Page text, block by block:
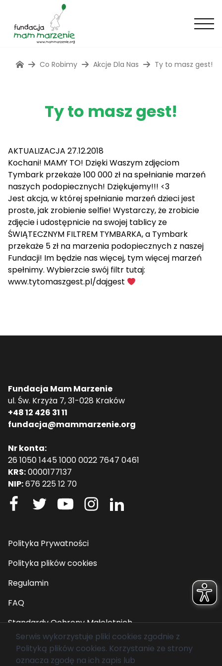
Co Robimy Akcje Dla Nas Ty to masz gest!
Ty to masz gest!
AKTUALIZACJA 27.12.2018
Kochani! MAMY TO! Dzięki Waszym zdjęciom
Tymbark przekaże 100 000 zł na spełnianie marzeń
naszych podopiecznych! Dziękujemy!!! <3
Jest akcja, w której spełnianie marzeń dzieci jest
proste, jak zrobienie selfie! Wystarczy, że zrobicie
zdjęcie i udostępnicie na swojej tablicy ze
ŚWIĄTECZNYM FILTREM TYMBARKA, a Tymbark
przekaże 5 zł na marzenia podopiecznych z naszej
Fundacji! Im będzie nas więcej, tym więcej marzeń
spełnimy. Wybierzcie swój filtr tutaj:
www.tytomaszgest.pl/dajgest
Fundacja Mam Marzenie
ul. Św. Krzyża 7, 31-028 Kraków
+48 12 426 31 11
fundacja@mammarzenie.org
Nr konta:
26 1050 1445 1000 0022 7647 0461
KRS:0000177137
NIP:676 225 12 70
Polityka Prywatności
Polityka plików cookies
Regulamin
FAQ
Standardy Ochrony Małoletnich
© 2026 Fundacja Mam Marzenie. Wszelkie prawa
Serwis wykorzystuje pliki cookies zgodnie z
Polityką plików cookies. Korzystanie ze strony
oznacza zgodę na ich zapis lub